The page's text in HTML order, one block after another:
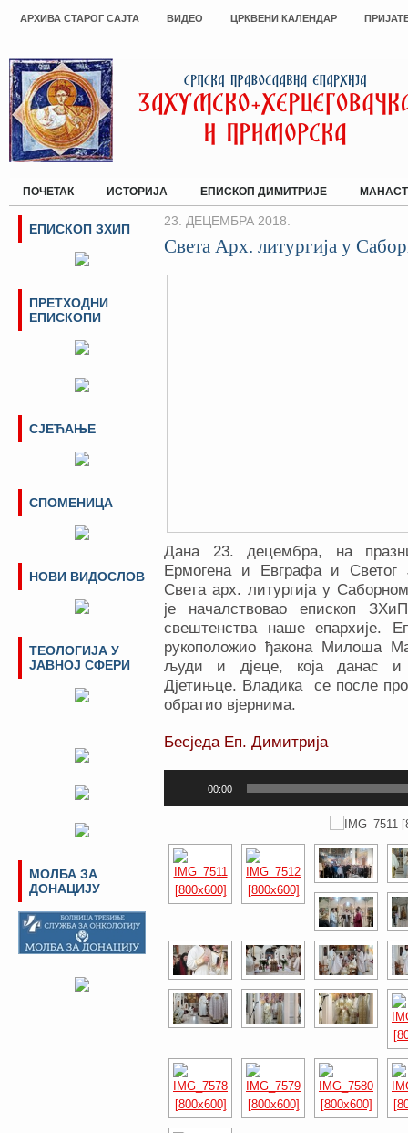
АРХИВА СТАРОГ САЈТА ВИДЕО ЦРКВЕНИ КАЛЕНДАР
ПОЧЕТАК ИСТОРИЈА ЕПИСКОП ДИМИТРИЈЕ
23. ДЕЦЕМБРА 2018.
Света Арх. литургија у
Дана 23. децембра, на
Ермогена и Евграфа и Светог
Света арх. литургија у
је началствовао епископ
свештенства наше епархије.
рукоположио ђакона Милоша
људи и дјеце, која данас и
Дјетињце. Владика се после
обратио вјернима.
Бесједа Еп. Димитрија
00:00
ЕПИСКОП ЗХИП
ПРЕТХОДНИ
ЕПИСКОПИ
СЈЕЋАЊЕ
СПОМЕНИЦА
НОВИ ВИДОСЛОВ
ТЕОЛОГИЈА У
ЈАВНОЈ СФЕРИ
МОЛБА ЗА
ДОНАЦИЈУ